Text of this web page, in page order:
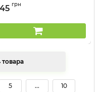
грн
Показать еще 24 товара
5 ... 10